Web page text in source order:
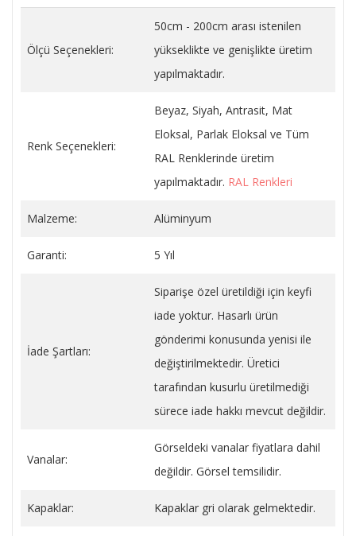
Ölçü Seçenekleri:
50cm - 200cm arası istenilen
yükseklikte ve genişlikte üretim
yapılmaktadır.
Renk Seçenekleri:
Beyaz, Siyah, Antrasit, Mat
Eloksal, Parlak Eloksal ve Tüm
RAL Renklerinde üretim
yapılmaktadır. RAL Renkleri
Malzeme: Alüminyum
Garanti: 5 Yıl
İade Şartları:
Siparişe özel üretildiği için keyfi
iade yoktur. Hasarlı ürün
gönderimi konusunda yenisi ile
değiştirilmektedir. Üretici
tarafından kusurlu üretilmediği
sürece iade hakkı mevcut değildir.
Vanalar:
Görseldeki vanalar fiyatlara dahil
değildir. Görsel temsilidir.
Kapaklar: Kapaklar gri olarak gelmektedir.